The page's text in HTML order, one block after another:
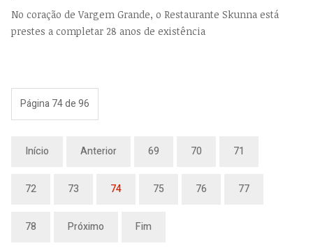
No coração de Vargem Grande, o Restaurante Skunna está
prestes a completar 28 anos de existência
Página 74 de 96
Início Anterior 69 70 71
72 73 74 75 76 77
78 Próximo Fim